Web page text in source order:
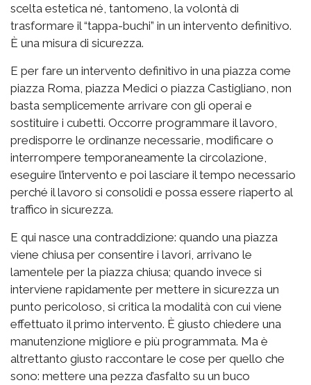
scelta estetica né, tantomeno, la volontà di
trasformare il “tappa-buchi” in un intervento definitivo.
È una misura di sicurezza.
E per fare un intervento definitivo in una piazza come
piazza Roma, piazza Medici o piazza Castigliano, non
basta semplicemente arrivare con gli operai e
sostituire i cubetti. Occorre programmare il lavoro,
predisporre le ordinanze necessarie, modificare o
interrompere temporaneamente la circolazione,
eseguire l’intervento e poi lasciare il tempo necessario
perché il lavoro si consolidi e possa essere riaperto al
traffico in sicurezza.
E qui nasce una contraddizione: quando una piazza
viene chiusa per consentire i lavori, arrivano le
lamentele per la piazza chiusa; quando invece si
interviene rapidamente per mettere in sicurezza un
punto pericoloso, si critica la modalità con cui viene
effettuato il primo intervento. È giusto chiedere una
manutenzione migliore e più programmata. Ma è
altrettanto giusto raccontare le cose per quello che
sono: mettere una pezza d’asfalto su un buco